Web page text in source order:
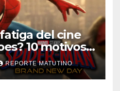
del cine
10 motivos
Man:
desmiente
REPORTE MATUTINO